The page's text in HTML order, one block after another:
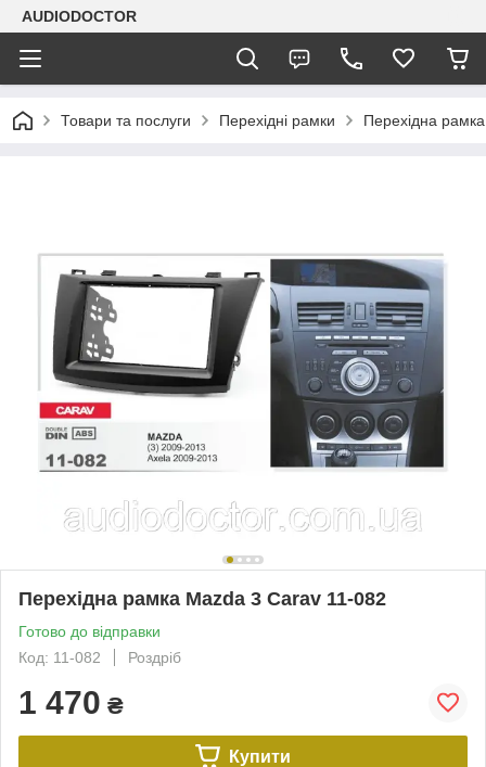
AUDIODOCTOR
Товари та послуги Перехідні рамки Перехідна
Перехідна рамка Mazda 3 Carav 11-082
Готово до відправки
Код: 11-082
Роздріб
1 470 ₴
Купити